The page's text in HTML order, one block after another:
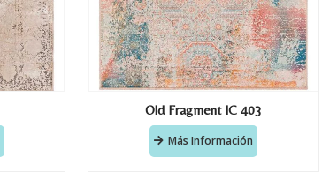
Old Fragment IC 403
Más Información